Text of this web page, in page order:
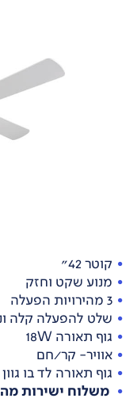
קוטר 42"
מנוע שקט וחזק
3 מהירויות הפעלה
שלט להפעלה קלה
גוף תאורה 18W
אוויר- קר/חם
גוף תאורה לד בו
משלוח ישירות